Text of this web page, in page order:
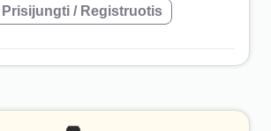
Prisijungti / Registruotis